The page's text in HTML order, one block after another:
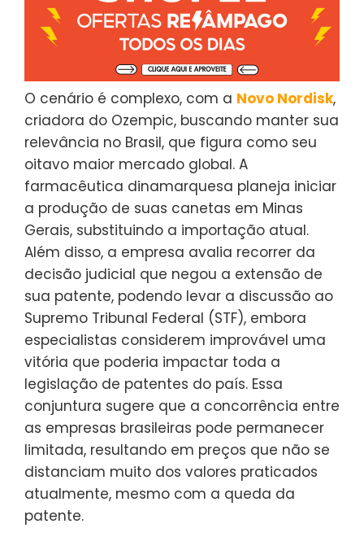
O cenário é complexo, com a Novo Nordisk,
criadora do Ozempic, buscando manter sua
relevância no Brasil, que figura como seu
oitavo maior mercado global. A
farmacêutica dinamarquesa planeja iniciar
a produção de suas canetas em Minas
Gerais, substituindo a importação atual.
Além disso, a empresa avalia recorrer da
decisão judicial que negou a extensão de
sua patente, podendo levar a discussão ao
Supremo Tribunal Federal (STF), embora
especialistas considerem improvável uma
vitória que poderia impactar toda a
legislação de patentes do país. Essa
conjuntura sugere que a concorrência entre
as empresas brasileiras pode permanecer
limitada, resultando em preços que não se
distanciam muito dos valores praticados
atualmente, mesmo com a queda da
patente.